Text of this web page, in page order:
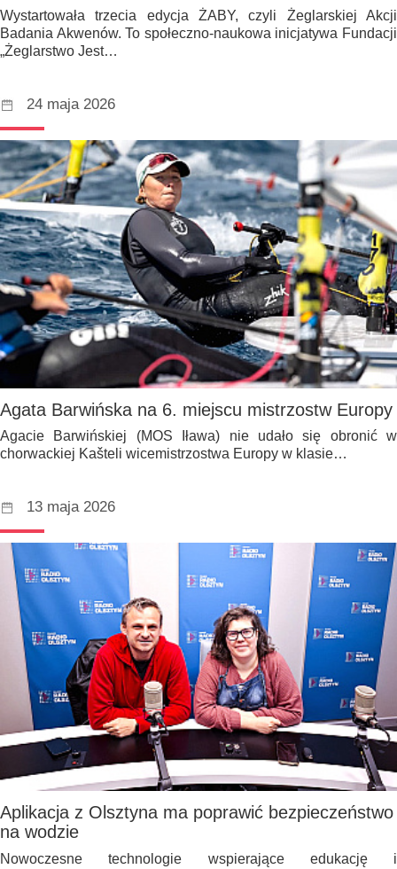
Wystartowała trzecia edycja ŻABY, czyli Żeglarskiej Akcji
Badania Akwenów. To społeczno-naukowa inicjatywa Fundacji
„Żeglarstwo Jest…
24 maja 2026
Agata Barwińska na 6. miejscu mistrzostw Europy
Agacie Barwińskiej (MOS Iława) nie udało się obronić w
chorwackiej Kašteli wicemistrzostwa Europy w klasie…
13 maja 2026
Aplikacja z Olsztyna ma poprawić bezpieczeństwo
na wodzie
Nowoczesne technologie wspierające edukację i